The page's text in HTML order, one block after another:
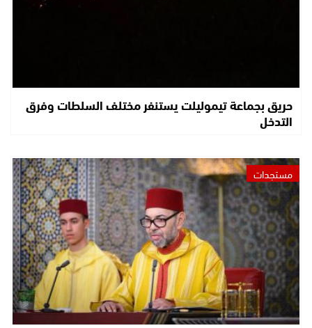
حريق بجماعة تيموليلت يستنفر مختلف السلطات وفرق
التدخل
مستجدات